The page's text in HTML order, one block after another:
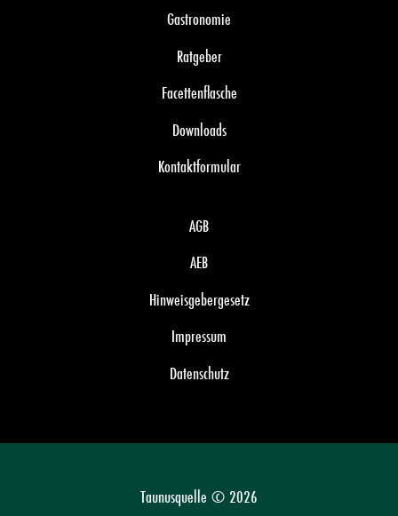
Gastronomie
Ratgeber
Facettenflasche
Downloads
Kontaktformular
AGB
AEB
Hinweisgebergesetz
Impressum
Datenschutz
Taunusquelle © 2026